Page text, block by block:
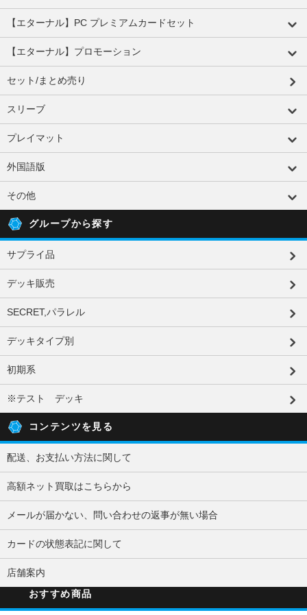
【エターナル】PC プレミアムカードセット
【エターナル】プロモーション
セット/まとめ売り
スリーブ
プレイマット
外国語版
その他
グループから探す
サプライ品
デッキ販売
SECRET,パラレル
デッキタイプ別
初期系
※テスト デッキ
コンテンツを見る
配送、お支払い方法に関して
高額ネット買取はこちらから
メールが届かない、問い合わせの返事が無い場合
カードの状態表記に関して
店舗案内
おすすめ商品